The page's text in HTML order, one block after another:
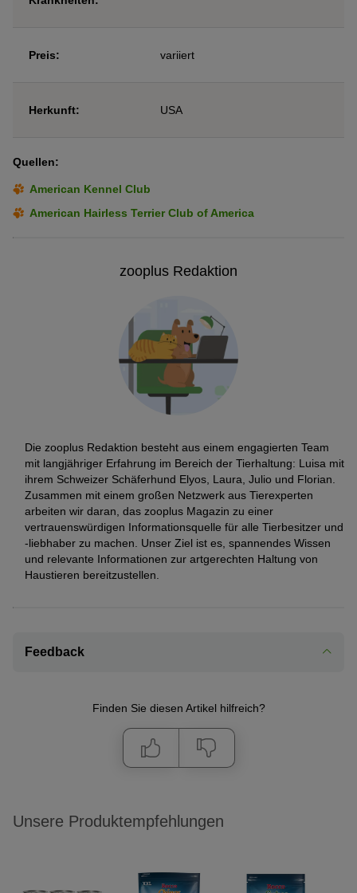
Preis: variiert
Herkunft: USA
Quellen:
American Kennel Club
American Hairless Terrier Club of America
zooplus Redaktion
Die zooplus Redaktion besteht aus einem engagierten Team
mit langjähriger Erfahrung im Bereich der Tierhaltung: Luisa mit
ihrem Schweizer Schäferhund Elyos, Laura, Julio und Florian.
Zusammen mit einem großen Netzwerk aus Tierexperten
arbeiten wir daran, das zooplus Magazin zu einer
vertrauenswürdigen Informationsquelle für alle Tierbesitzer und
-liebhaber zu machen. Unser Ziel ist es, spannendes Wissen
und relevante Informationen zur artgerechten Haltung von
Haustieren bereitzustellen.
Feedback
Finden Sie diesen Artikel hilfreich?
Unsere Produktempfehlungen